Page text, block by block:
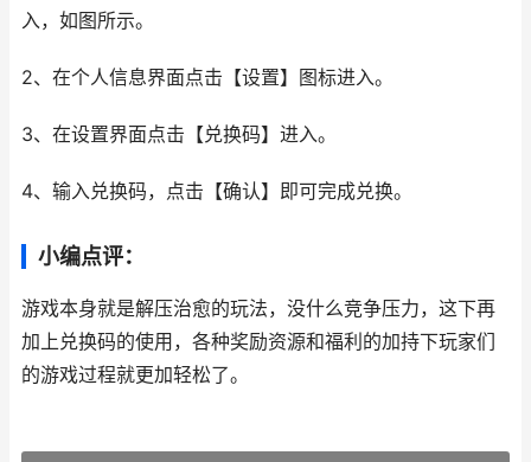
入，如图所示。
2、在个人信息界面点击【设置】图标进入。
3、在设置界面点击【兑换码】进入。
4、输入兑换码，点击【确认】即可完成兑换。
小编点评：
游戏本身就是解压治愈的玩法，没什么竞争压力，这下再
加上兑换码的使用，各种奖励资源和福利的加持下玩家们
的游戏过程就更加轻松了。